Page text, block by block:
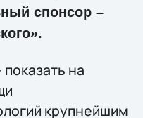
спонсор –
на
крупнейшим